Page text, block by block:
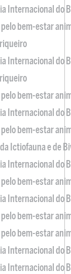
Internacional do
bem-estar
Internacional do
bem-estar
Internacional do
bem-estar
Ictiofauna e de
Internacional do
bem-estar
Internacional do
bem-estar
bem-estar
Internacional do
Internacional do